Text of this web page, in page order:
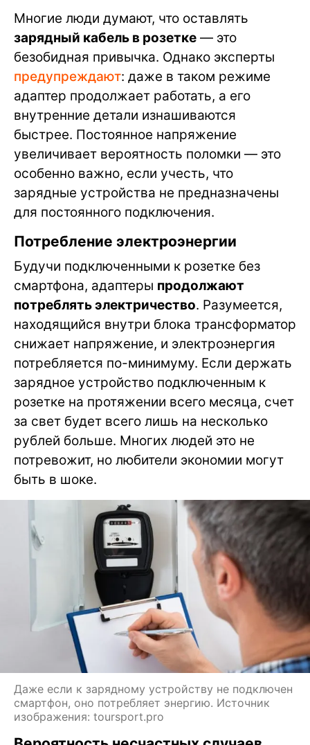
Многие люди думают, что оставлять
зарядный кабель в розетке — это
безобидная привычка. Однако эксперты
предупреждают: даже в таком режиме
адаптер продолжает работать, а его
внутренние детали изнашиваются
быстрее. Постоянное напряжение
увеличивает вероятность поломки — это
особенно важно, если учесть, что
зарядные устройства не предназначены
для постоянного подключения.
Потребление электроэнергии
Будучи подключенными к розетке без
смартфона, адаптеры продолжают
потреблять электричество. Разумеется,
находящийся внутри блока трансформатор
снижает напряжение, и электроэнергия
потребляется по-минимуму. Если держать
зарядное устройство подключенным к
розетке на протяжении всего месяца, счет
за свет будет всего лишь на несколько
рублей больше. Многих людей это не
потревожит, но любители экономии могут
быть в шоке.
Даже если к зарядному устройству не подключен
смартфон, оно потребляет энергию. Источник
изображения: toursport.pro